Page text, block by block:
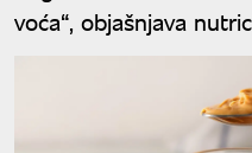
voća“, objašnjava